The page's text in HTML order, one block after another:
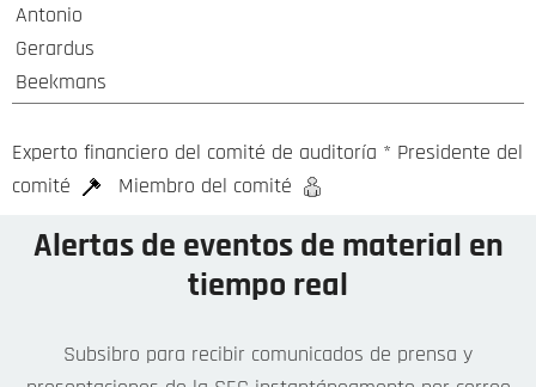
Antonio
Gerardus
Beekmans
Experto financiero del comité de auditoría * Presidente del
comité
Miembro del comité
Alertas de eventos de material en
tiempo real
Subsibro para recibir comunicados de prensa y